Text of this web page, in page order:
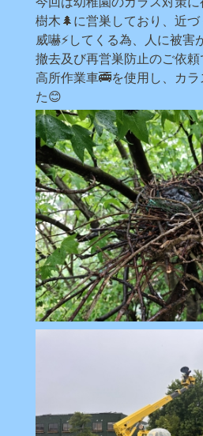
樹木🌲に営巣しており、近
威嚇⚡してくる為、人に被害
撤去及び再営巣防止のご依頼
高所作業車🚎を使用し、カ
た😊